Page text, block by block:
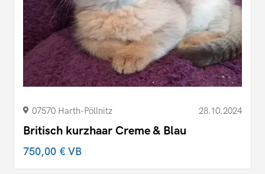
07570 Harth-Pöllnitz 28.10.2024
Britisch kurzhaar Creme & Blau
750,00 €VB